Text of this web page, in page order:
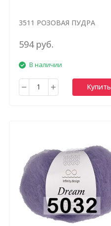
3511 РОЗОВАЯ ПУДРА
594 руб.
В наличии
Купить